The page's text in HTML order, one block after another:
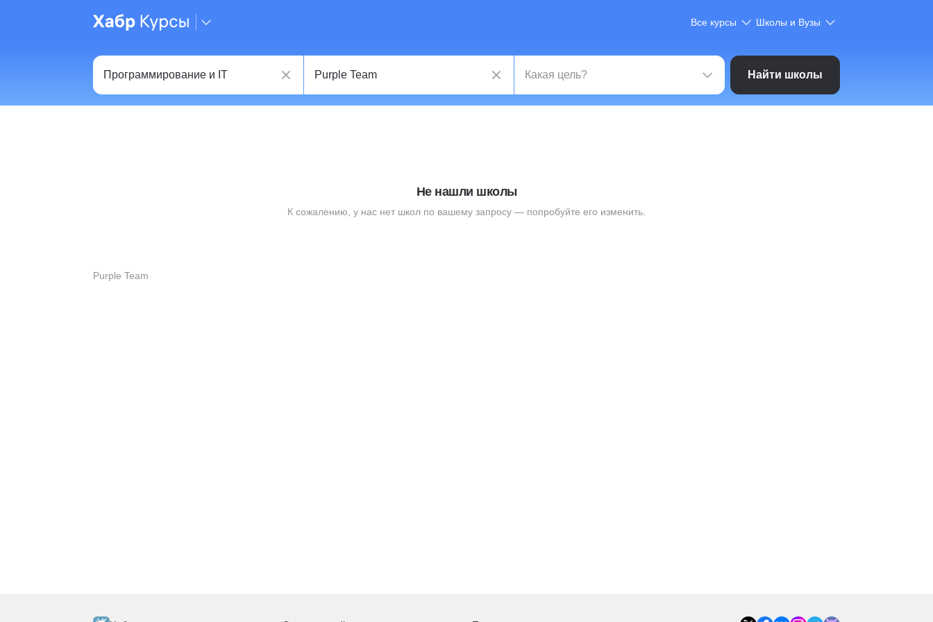
Все курсы Школы и Вузы
Найти школы
Purple Team
Не нашли школы
К сожалению, у нас нет школ по вашему запросу — попробуйте его изменить.